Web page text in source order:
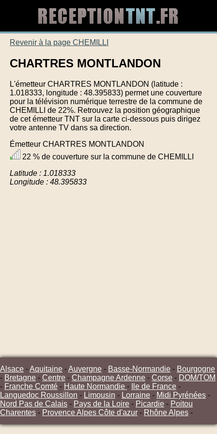
Revenir à la page CHEMILLI
CHARTRES MONTLANDON
L'émetteur CHARTRES MONTLANDON (latitude :
1.018333, longitude : 48.395833) permet une couverture
pour la télévision numérique terrestre de la commune de
CHEMILLI de 22%. Retrouvez la position géographique
de cet émetteur TNT sur la carte ci-dessous puis dirigez
votre antenne TV dans sa direction.
Émetteur CHARTRES MONTLANDON
22 % de couverture sur la commune de CHEMILLI
Latitude : 1.018333
Longitude : 48.395833
Alsace -Aquitaine -Auvergne - Basse-Normandie - Bourgogne
- Bretagne - Centre - Champagne Ardenne - Corse - DOM/TOM
- Franche Comté - Haute Normandie - Ile de France -
Languedoc Roussillon - Limousin - Lorraine - Midi Pyrénées -
Nord Pas de Calais - Pays de la Loire - Picardie - Poitou
Charentes - Provence Alpes Côte d'azur - Rhône Alpes -